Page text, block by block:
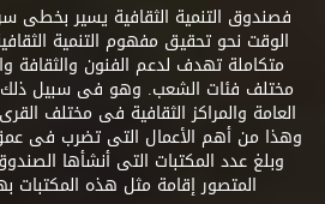
فصندوق التنمية الثقافية يسير
الوقت نحو تحقيق مفهوم التنمية
متكاملة تهدف لدعم الفنون والثقافة
مختلف فئات الشعب. وهو فى سبيل ذلك
العامة والمراكز الثقافية فى مختلف
وهذا من أهم الأعمال التى تضرب فى
وبلغ عدد المكتبات التى أنشأها
المتصور إقامة مثل هذه المكتبات بها